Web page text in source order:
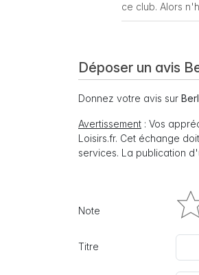
ce club. Alors
Déposer un avis
Donnez votre avis sur
Avertissement : Vos
Loisirs.fr. Cet échange
services. La publication
Note
Titre